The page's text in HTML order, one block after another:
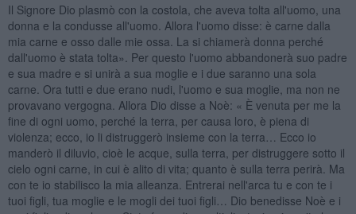
Il Signore Dio plasmò con la costola, che aveva tolta all'uomo, una
donna e la condusse all'uomo. Allora l'uomo disse: è carne dalla
mia carne e osso dalle mie ossa. La si chiamerà donna perché
dall'uomo è stata tolta». Per questo l'uomo abbandonerà suo padre
e sua madre e si unirà a sua moglie e i due saranno una sola
carne. Ora tutti e due erano nudi, l'uomo e sua moglie, ma non ne
provavano vergogna. Allora Dio disse a Noè: « È venuta per me la
fine di ogni uomo, perché la terra, per causa loro, è piena di
violenza; ecco, io li distruggerò insieme con la terra… Ecco io
manderò il diluvio, cioè le acque, sulla terra, per distruggere sotto il
cielo ogni carne, in cui è alito di vita; quanto è sulla terra perirà. Ma
con te io stabilisco la mia alleanza. Entrerai nell'arca tu e con te i
tuoi figli, tua moglie e le mogli dei tuoi figli… Dio benedisse Noè e i